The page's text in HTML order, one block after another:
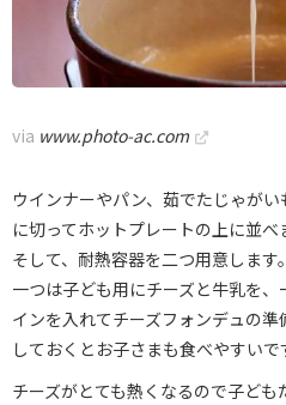
via www.photo-ac.com
ウインナーやパン、茹でたじゃが
に切ってホットプレートの上に並べ
そして、耐熱容器を二つ用意します。
一つは子ども用にチーズと牛乳を
インを入れてチーズフォンデュの
しておくとお子さまも食べやすいで
チーズがとても熱くなるので子ど